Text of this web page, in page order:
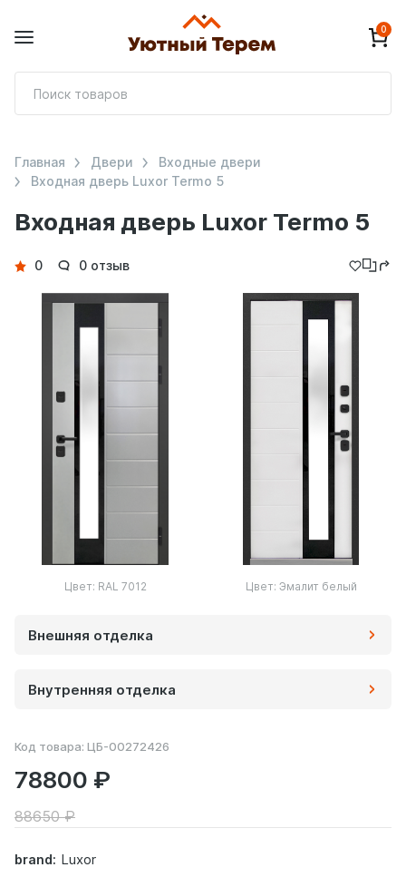
0
Входная дверь Luxor Termo 5
Главная Двери
Входные двери
Входная дверь Luxor Termo 5
Детали
товара
0 0 отзыв
Цвет: RAL 7012 Цвет: Эмалит белый
Внешняя отделка
Внутренняя отделка
Код товара: ЦБ-00272426
78800
88650
brand: Luxor